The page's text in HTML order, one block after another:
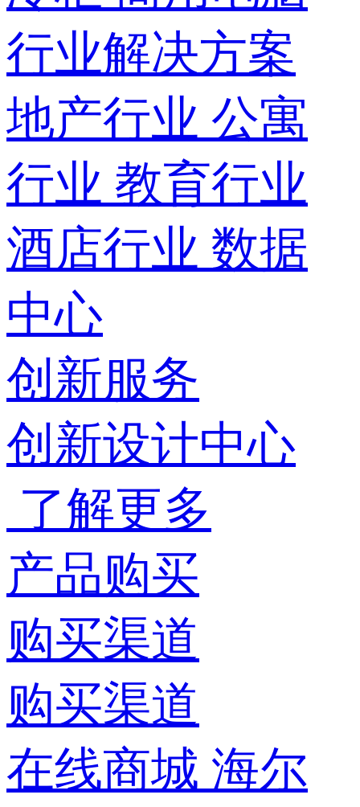
行业解决方案
地产行业 公寓
行业 教育行业
酒店行业 数据
中心
创新服务
创新设计中心
了解更多
产品购买
购买渠道
购买渠道
在线商城 海尔